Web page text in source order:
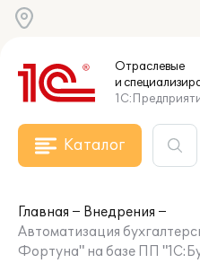
Отраслевые
и
Каталог
Главная
Внедрения
Автоматизация
Фортуна" на базе ПП